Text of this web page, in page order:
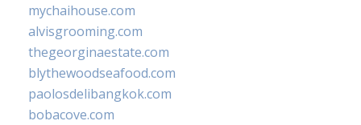
mychaihouse.com
alvisgrooming.com
thegeorginaestate.com
blythewoodseafood.com
paolosdelibangkok.com
bobacove.com